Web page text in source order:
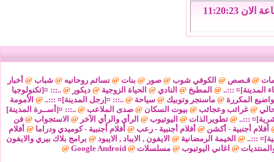
السبت 8 من اغسطس 2026 , الساعة الان 11:20:23
@قـصص @ الكوفي شوب @صور @ بنات @ نسائم روحانيه @شباب @ أخبار
المدينة]¤ :::.. @ المطبخ @ النادي @ الحياة الزوجية @ديكور @..::: ¤[تكنولوجيا
المكررة @ ماسنجر وتوبيك @ سياحة @ ..::: ¤[رجل المدينة]¤ :::.. @ الأمومة
@ غرائب وعجائب @ بيوت السكان @ صدى الملاعب @ ..::: ¤[أســرة المدينة]
:::..
@ تطويرالذات @ اليوتيوب @ الرأي والرأي الآخر @ الاستجواب @ فن
أفلام أجنبية - أكشن @ أفلام أجنبية - رعب @ أفلام أجنبية - كوميدي ودراما @ أفلام
:::..
@ الخيمة الرمضانية @ الايفون , الايباد , الايبود @ برامج بلاك بيري والايفون
@ اغاني اليوتيوب @مسلسلات @
Google Android
@